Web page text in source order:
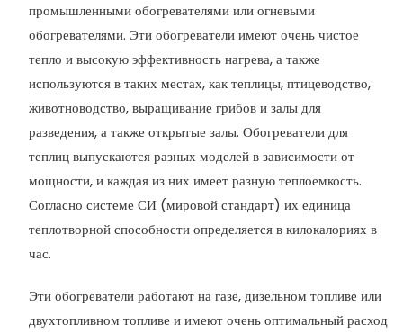
промышленными обогревателями или огневыми
обогревателями. Эти обогреватели имеют очень чистое
тепло и высокую эффективность нагрева, а также
используются в таких местах, как теплицы, птицеводство,
животноводство, выращивание грибов и залы для
разведения, а также открытые залы. Обогреватели для
теплиц выпускаются разных моделей в зависимости от
мощности, и каждая из них имеет разную теплоемкость.
Согласно системе СИ (мировой стандарт) их единица
теплотворной способности определяется в килокалориях в
час.
Эти обогреватели работают на газе, дизельном топливе или
двухтопливном топливе и имеют очень оптимальный расход